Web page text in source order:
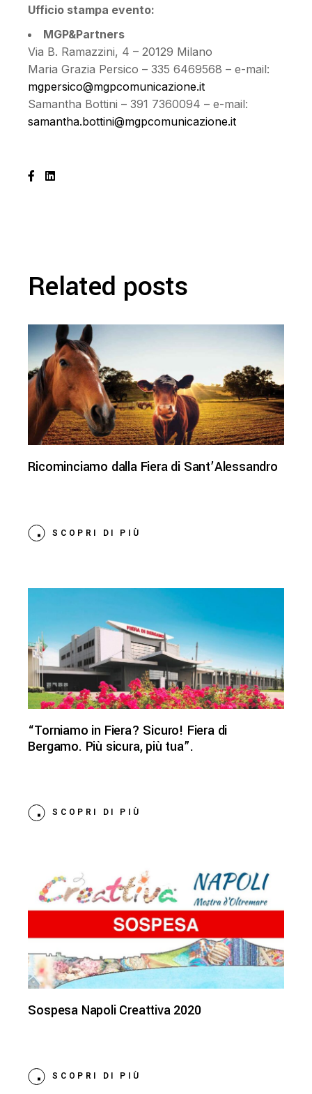
Ufficio stampa evento:
MGP&Partners
Via B. Ramazzini, 4 – 20129 Milano
Maria Grazia Persico – 335 6469568 – e-mail:
mgpersico@mgpcomunicazione.it
Samantha Bottini – 391 7360094 – e-mail:
samantha.bottini@mgpcomunicazione.it
Related posts
Ricominciamo dalla Fiera di Sant’Alessandro
SCOPRI DI PIÙ
“Torniamo in Fiera? Sicuro! Fiera di
Bergamo. Più sicura, più tua”.
SCOPRI DI PIÙ
Sospesa Napoli Creattiva 2020
SCOPRI DI PIÙ